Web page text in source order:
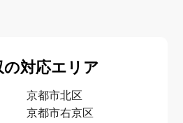
の対応エリア
京都市北区
京都市右京区